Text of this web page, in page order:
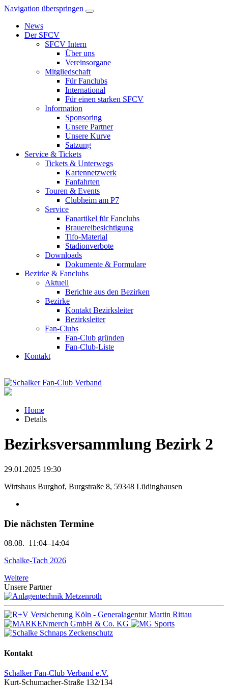
Navigation überspringen
News
Der SFCV
SFCV Intern
Über uns
Vereinsorgane
Mitgliedschaft
Für Fanclubs
International
Für einen starken SFCV
Information
Sponsoring
Unsere Partner
Unsere Kurve
Satzung
Service & Tickets
Tickets & Unterwegs
Kartennetzwerk
Fanfahrten
Touren & Events
Clubheim am P7
Service
Fanartikel für Fanclubs
Brauereibesichtigung
Tifo-Material
Stadionverbote
Downloads
Dokumente & Formulare
Bezirke & Fanclubs
Aktuell
Berichte aus den Bezirken
Bezirke
Kontakt Bezirksleiter
Bezirksleiter
Fan-Clubs
Fan-Club gründen
Fan-Club-Liste
Kontakt
Home
Details
Bezirksversammlung Bezirk 2
29.01.2025 19:30
Wirtshaus Burghof, Burgstraße 8, 59348 Lüdinghausen
Die nächsten Termine
08.08. 11:04–14:04
Schalke-Tach 2026
Weitere
Unsere Partner
Kontakt
Schalker Fan-Club Verband e.V.
Kurt-Schumacher-Straße 132/134